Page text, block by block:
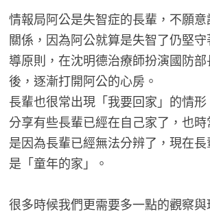
情報局阿公是失智症的長輩，不願
關係，因為阿公就算是失智了仍堅
導原則，在沈明德治療師扮演國防
後，逐漸打開阿公的心房。
長輩也很常出現「我要回家」的情
分享有些長輩已經在自己家了，也
是因為長輩已經無法分辨了，現在
是「童年的家」。
很多時候我們更需要多一點的觀察